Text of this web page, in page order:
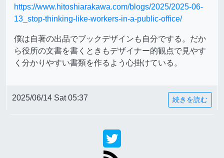
https://www.hitoshiarakawa.com/blogs/2025/2025-06-
13_stop-thinking-like-workers-in-a-public-office/
僕は自著の出品でブックデザインも自分でする。だか
ら役所の文書を書くときもデザイナー的観点で見やす
く分かりやすい書類を作るよう心掛けている。
2025/06/14 Sat 05:37 続きを読む